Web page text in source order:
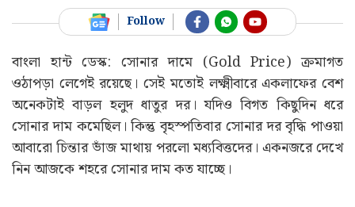
Follow
বাংলা হান্ট ডেস্ক: সোনার দামে (Gold Price) ক্রমাগত
ওঠাপড়া লেগেই রয়েছে। সেই মতোই লক্ষ্মীবারে একলাফের বেশ
অনেকটাই বাড়ল হলুদ ধাতুর দর। যদিও বিগত কিছুদিন ধরে
সোনার দাম কমেছিল। কিন্তু বৃহস্পতিবার সোনার দর বৃদ্ধি পাওয়া
আবারো চিন্তার ভাঁজ মাথায় পরলো মধ্যবিত্তদের। একনজরে দেখে
নিন আজকে শহরে সোনার দাম কত যাচ্ছে।